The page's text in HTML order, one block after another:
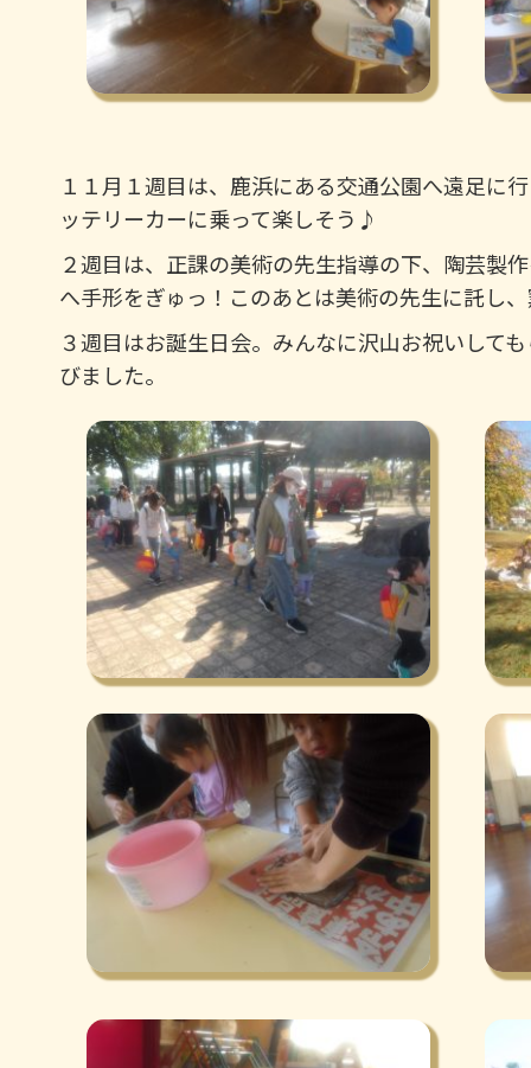
１１月１週目は、鹿浜にある交通公園へ遠足に
ッテリーカーに乗って楽しそう♪
２週目は、正課の美術の先生指導の下、陶芸製
へ手形をぎゅっ！このあとは美術の先生に託し
３週目はお誕生日会。みんなに沢山お祝いして
びました。